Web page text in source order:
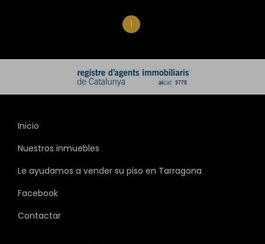
1
Inicio
Nuestros inmuebles
Le ayudamos a vender su piso en Tarragona
Facebook
Contactar